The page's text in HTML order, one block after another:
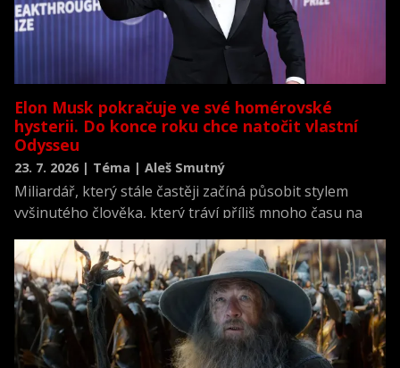
Elon Musk pokračuje ve své homérovské
hysterii. Do konce roku chce natočit vlastní
Odysseu
23. 7. 2026 | Téma | Aleš Smutný
Miliardář, který stále častěji začíná působit stylem
vyšinutého člověka, který tráví příliš mnoho času na
následně i do své vlastní.